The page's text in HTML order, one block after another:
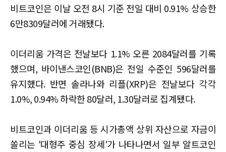
비트코인은 이날 오전 8시 기준 전일 대비 0.91% 상승한
6만8309달러에 거래됐다.
이더리움 가격은 전날보다 1.1% 오른 2084달러를 기록
했으며, 바이낸스코인(BNB)은 전일 수준인 596달러를
유지했다. 반면 솔라나와 리플(XRP)은 전날보다 각각
1.0%, 0.94% 하락한 80달러, 1.30달러로 집계됐다.
비트코인과 이더리움 등 시가총액 상위 자산으로 자금이
쏠리는 '대형주 중심 장세'가 나타나면서 일부 알트코인